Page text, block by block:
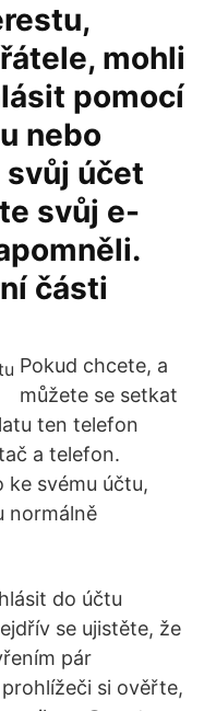
mohli
pomocí
nebo
svůj účet
svůj e-
části
Pokud chcete, a
můžete se setkat
ten telefon
a telefon.
ke svému účtu,
normálně
do účtu
se ujistěte, že
pár
si ověřte,